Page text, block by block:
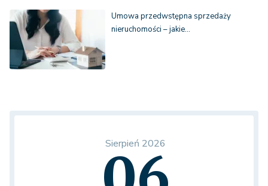
Umowa przedwstępna sprzedaży
nieruchomości – jakie…
Sierpień 2026